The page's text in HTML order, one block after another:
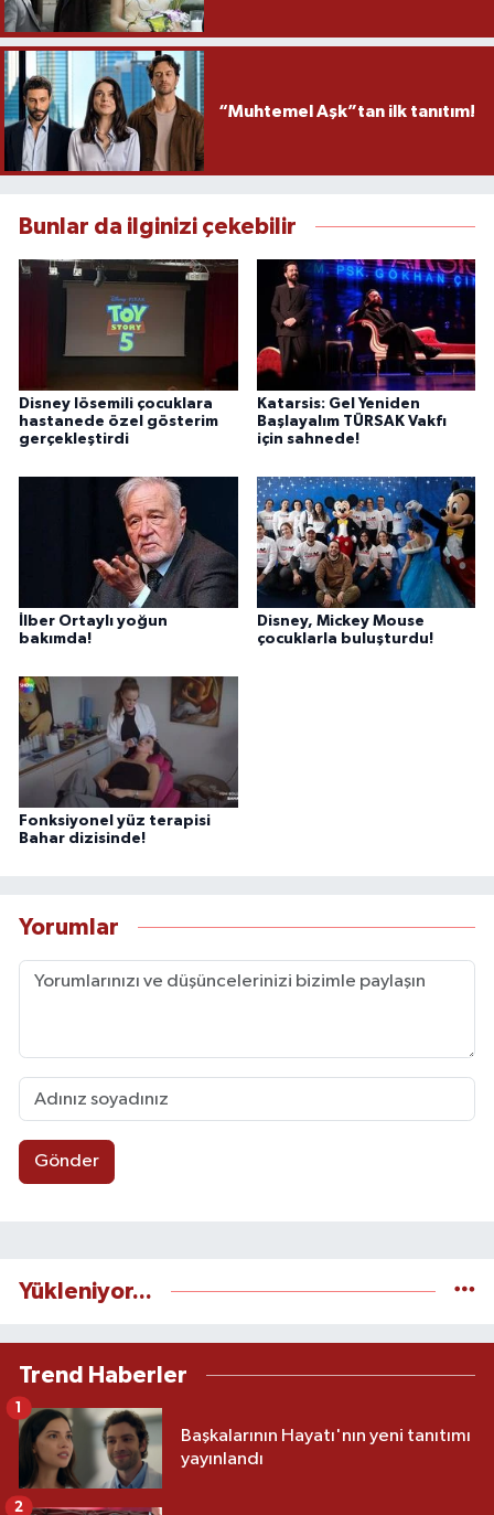
“Muhtemel Aşk”tan ilk tanıtım!
Bunlar da ilginizi çekebilir
Disney lösemili çocuklara
hastanede özel gösterim
gerçekleştirdi
Katarsis: Gel Yeniden
Başlayalım TÜRSAK Vakfı
için sahnede!
İlber Ortaylı yoğun
bakımda!
Disney, Mickey Mouse
çocuklarla buluşturdu!
Fonksiyonel yüz terapisi
Bahar dizisinde!
Yorumlar
Gönder
Yükleniyor...
Trend Haberler
Başkalarının Hayatı'nın yeni tanıtımı
yayınlandı
1
2